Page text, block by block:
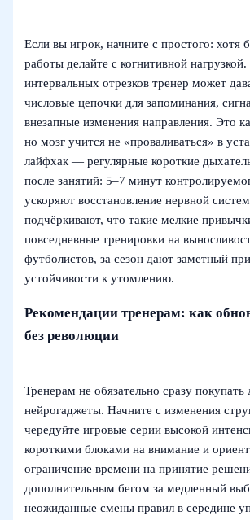
Если вы игрок, начните с простого: хотя
работы делайте с когнитивной
интервальных отрезков тренер может
числовые цепочки для запоминания,
внезапные изменения направления. Это
но мозг учится не «проваливаться» в
лайфхак — регулярные короткие
после занятий: 5–7 минут
ускоряют восстановление нервной
подчёркивают, что такие мелкие
повседневные тренировки на
футболистов, за сезон дают заметный
устойчивости к утомлению.
Рекомендации тренерам: как
без революции
Тренерам не обязательно сразу покупать
нейрогаджеты. Начните с изменения
чередуйте игровые серии высокой
короткими блоками на внимание и
ограничение времени на принятие
дополнительным бегом за медленный
неожиданные смены правил в середине